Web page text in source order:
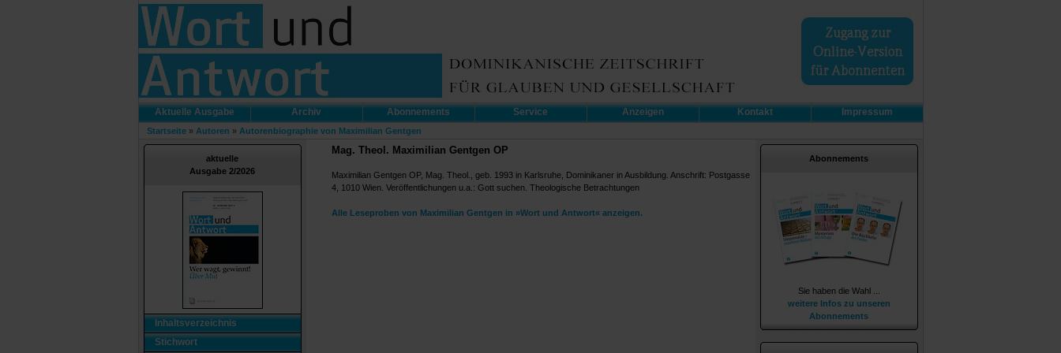
Aktuelle Ausgabe Archiv Abonnements Service Anzeigen Kontakt Impressum
Startseite» Autoren » Autorenbiographie von Maximilian Gentgen
aktuelle
Ausgabe 2/2026
Inhaltsverzeichnis
Stichwort
Mag. Theol. Maximilian Gentgen OP
Maximilian Gentgen OP, Mag. Theol., geb. 1993 in Karlsruhe, Dominikaner in Ausbildung. Anschrift: Postgasse
4, 1010 Wien. Veröffentlichungen u.a.: Gott suchen. Theologische Betrachtungen
Alle Leseproben von Maximilian Gentgen in »Wort und Antwort« anzeigen.
Abonnements
Sie haben die Wahl ...
weitere Infos zu unseren
Abonnements